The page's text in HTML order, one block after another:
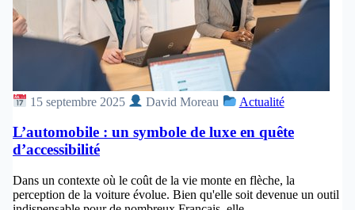
15 septembre 2025 David Moreau Actualité
L’automobile : un symbole de luxe en quête
d’accessibilité
Dans un contexte où le coût de la vie monte en flèche, la
perception de la voiture évolue. Bien qu'elle soit devenue un outil